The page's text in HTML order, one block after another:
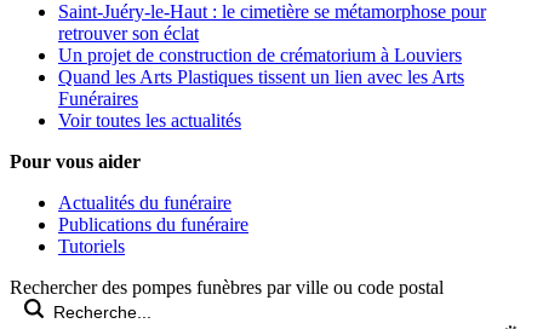
Saint-Juéry-le-Haut : le cimetière se métamorphose pour
retrouver son éclat
Un projet de construction de crématorium à Louviers
Quand les Arts Plastiques tissent un lien avec les Arts
Funéraires
Voir toutes les actualités
Pour vous aider
Actualités du funéraire
Publications du funéraire
Tutoriels
Rechercher des pompes funèbres par ville ou code postal